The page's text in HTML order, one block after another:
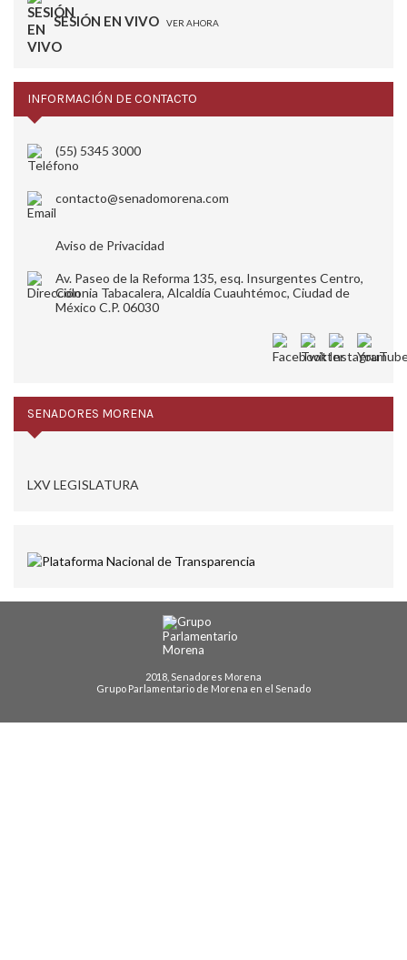
SESIÓN EN VIVO VER AHORA
INFORMACIÓN DE CONTACTO
(55) 5345 3000
contacto@senadomorena.com
Aviso de Privacidad
Av. Paseo de la Reforma 135, esq. Insurgentes Centro,
Colonia Tabacalera, Alcaldía Cuauhtémoc, Ciudad de
México C.P. 06030
SENADORES MORENA
LXV LEGISLATURA
2018, Senadores Morena
Grupo Parlamentario de Morena en el Senado